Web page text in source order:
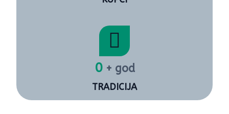
– sanaciju stare kurije u jednu od građevina
U idejnom urbanističkom-arhitektonskom
0+ god
TRADICIJA